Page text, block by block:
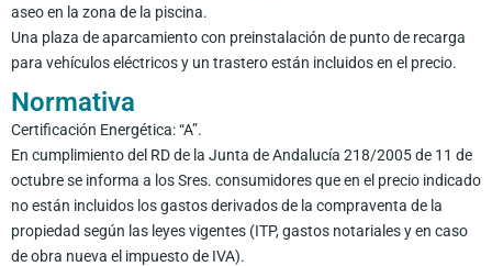
aseo en la zona de la piscina.
Una plaza de aparcamiento con preinstalación de punto de recarga
para vehículos eléctricos y un trastero están incluidos en el precio.
Normativa
Certificación Energética: “A”.
En cumplimiento del RD de la Junta de Andalucía 218/2005 de 11 de
octubre se informa a los Sres. consumidores que en el precio indicado
no están incluidos los gastos derivados de la compraventa de la
propiedad según las leyes vigentes (ITP, gastos notariales y en caso
de obra nueva el impuesto de IVA).